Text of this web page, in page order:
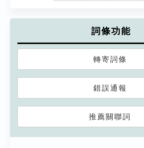
詞條功能
轉寄詞條
錯誤通報
推薦關聯詞